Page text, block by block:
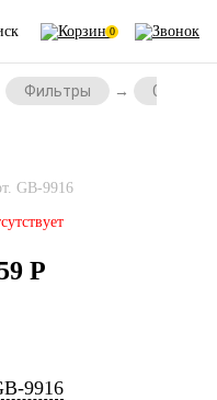
0
Фильтры
GB-9916
Р
9916